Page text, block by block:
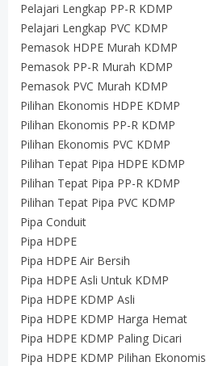
Pelajari Lengkap PP-R KDMP
Pelajari Lengkap PVC KDMP
Pemasok HDPE Murah KDMP
Pemasok PP-R Murah KDMP
Pemasok PVC Murah KDMP
Pilihan Ekonomis HDPE KDMP
Pilihan Ekonomis PP-R KDMP
Pilihan Ekonomis PVC KDMP
Pilihan Tepat Pipa HDPE KDMP
Pilihan Tepat Pipa PP-R KDMP
Pilihan Tepat Pipa PVC KDMP
Pipa Conduit
Pipa HDPE
Pipa HDPE Air Bersih
Pipa HDPE Asli Untuk KDMP
Pipa HDPE KDMP Asli
Pipa HDPE KDMP Harga Hemat
Pipa HDPE KDMP Paling Dicari
Pipa HDPE KDMP Pilihan Ekonomis